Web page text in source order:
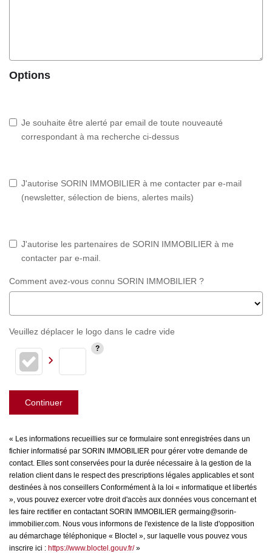
Options
Je souhaite être alerté par email de toute nouveauté
correspondant à ma recherche ci-dessus
J'autorise SORIN IMMOBILIER à me contacter par e-mail
(newsletter, sélection de biens, alertes mails)
J'autorise les partenaires de SORIN IMMOBILIER à me
contacter par e-mail.
Comment avez-vous connu SORIN IMMOBILIER ?
Veuillez déplacer le logo dans le cadre vide
Continuer
« Les informations recueillies sur ce formulaire sont enregistrées dans un
fichier informatisé par SORIN IMMOBILIER pour gérer votre demande de
contact. Elles sont conservées pour la durée nécessaire à la gestion de la
relation client dans le respect des prescriptions légales applicables et sont
destinées à nos conseillers Conformément à la loi « informatique et libertés
», vous pouvez exercer votre droit d'accès aux données vous concernant et
les faire rectifier en contactant SORIN IMMOBILIER germaing@sorin-
immobilier.com. Nous vous informons de l'existence de la liste d'opposition
au démarchage téléphonique « Bloctel », sur laquelle vous pouvez vous
inscrire ici : https://www.bloctel.gouv.fr/»